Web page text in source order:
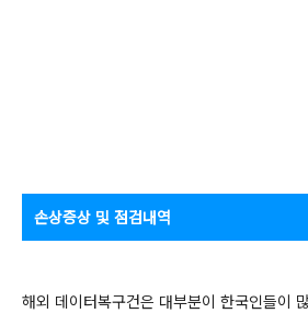
손상증상 및 점검내역
해외 데이터복구건은 대부분이 한국인들이